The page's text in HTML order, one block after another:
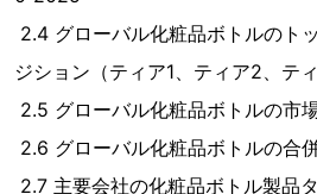
2.4 グローバル化粧品ボトルのト
ジション（ティア1、ティア2、ティ
2.5 グローバル化粧品ボトルの市
2.6 グローバル化粧品ボトルの合
2.7 主要会社の化粧品ボトル製品